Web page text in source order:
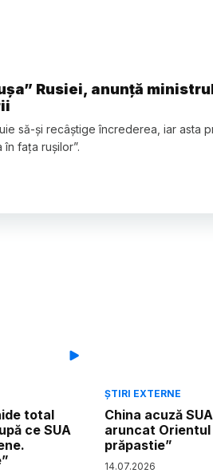
Rusiei, anunță
să-și recâștige încrederea, iar asta
în fața rușilor”.
total
ce SUA
ȘTIRI EXTERNE
China acuză
aruncat
prăpastie”
14.07.2026